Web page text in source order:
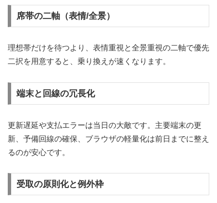
席帯の二軸（表情/全景）
理想帯だけを待つより、表情重視と全景重視の二軸で優先
二択を用意すると、乗り換えが速くなります。
端末と回線の冗長化
更新遅延や支払エラーは当日の大敵です。主要端末の更
新、予備回線の確保、ブラウザの軽量化は前日までに整え
るのが安心です。
受取の原則化と例外枠